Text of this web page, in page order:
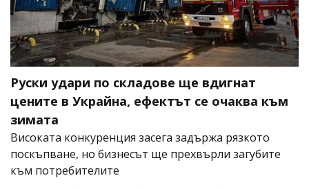
Руски удари по складове ще вдигнат
цените в Украйна, ефектът се очаква към
зимата
Високата конкуренция засега задържа рязкото
поскъпване, но бизнесът ще прехвърли загубите
към потребителите